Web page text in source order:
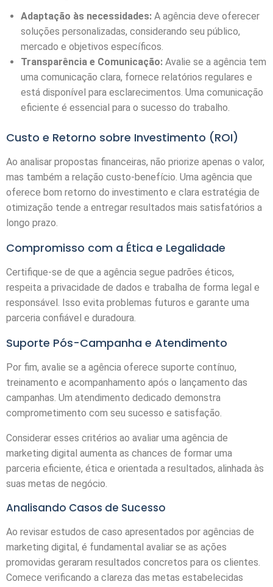
Adaptação às necessidades: A agência deve oferecer
soluções personalizadas, considerando seu público,
mercado e objetivos específicos.
Transparência e Comunicação: Avalie se a agência tem
uma comunicação clara, fornece relatórios regulares e
está disponível para esclarecimentos. Uma comunicação
eficiente é essencial para o sucesso do trabalho.
Custo e Retorno sobre Investimento (ROI)
Ao analisar propostas financeiras, não priorize apenas o valor,
mas também a relação custo-benefício. Uma agência que
oferece bom retorno do investimento e clara estratégia de
otimização tende a entregar resultados mais satisfatórios a
longo prazo.
Compromisso com a Ética e Legalidade
Certifique-se de que a agência segue padrões éticos,
respeita a privacidade de dados e trabalha de forma legal e
responsável. Isso evita problemas futuros e garante uma
parceria confiável e duradoura.
Suporte Pós-Campanha e Atendimento
Por fim, avalie se a agência oferece suporte contínuo,
treinamento e acompanhamento após o lançamento das
campanhas. Um atendimento dedicado demonstra
comprometimento com seu sucesso e satisfação.
Considerar esses critérios ao avaliar uma agência de
marketing digital aumenta as chances de formar uma
parceria eficiente, ética e orientada a resultados, alinhada às
suas metas de negócio.
Analisando Casos de Sucesso
Ao revisar estudos de caso apresentados por agências de
marketing digital, é fundamental avaliar se as ações
promovidas geraram resultados concretos para os clientes.
Comece verificando a clareza das metas estabelecidas